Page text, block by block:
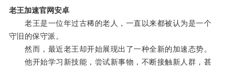
老王加速官网安卓
老王是一位年过古稀的老人，一直以来都被认为是一个
守旧的保守派。
然而，最近老王却开始展现出了一种全新的加速态势。
他开始学习新技能，尝试新事物，不断接触新人群，甚